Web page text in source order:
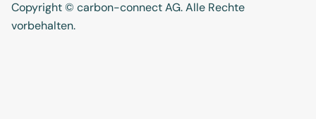
Copyright © carbon-connect AG. Alle Rechte
vorbehalten.